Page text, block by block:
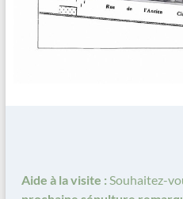
Aide à la visite : Souhaitez-